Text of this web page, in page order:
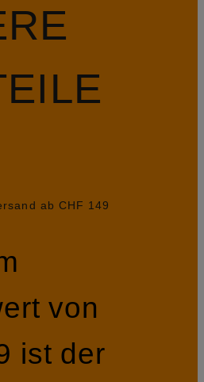
ab CHF 149
von
ist der